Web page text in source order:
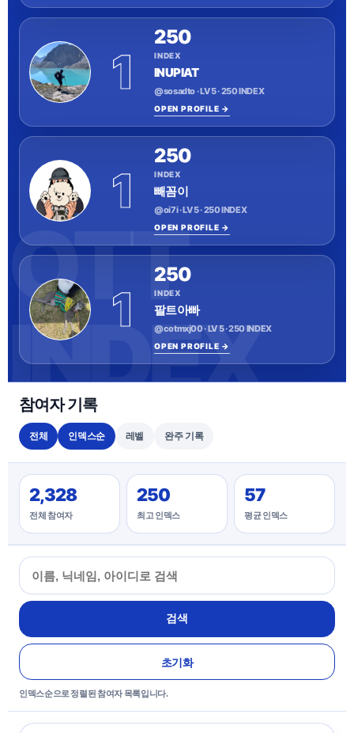
1
250
INDEX
INUPIAT
@sosadto · LV 5 · 250 INDEX
OPEN PROFILE →
1
250
INDEX
빼꼼이
@oi7i · LV 5 · 250 INDEX
OPEN PROFILE →
1
250
INDEX
팔트아빠
@cotmxj00 · LV 5 · 250 INDEX
OPEN PROFILE →
참여자 기록
전체 인덱스순 레벨 완주 기록
2,328
전체 참여자
250
최고 인덱스
57
평균 인덱스
검색
초기화
인덱스순으로 정렬된 참여자 목록입니다.